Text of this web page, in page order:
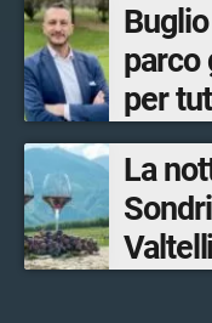
parco
per
La
Sondrio